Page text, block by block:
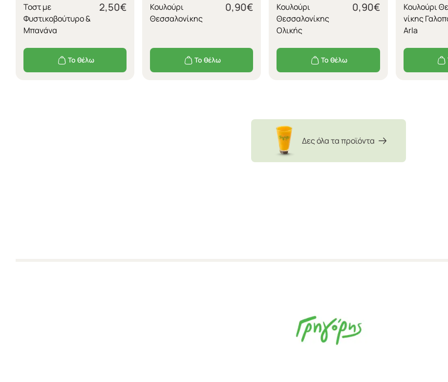
Τοστ με
Φυστικοβούτυρο &
Μπανάνα
2,50€
Το θέλω
Κουλούρι
Θεσσαλονίκης
0,90€
Το θέλω
Κουλούρι
Θεσσαλονίκης
Ολικής
0,90€
Το θέλω
Κουλούρι
νίκης
Arla
Δες όλα τα προϊόντα